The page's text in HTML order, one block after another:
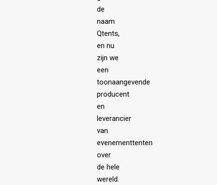
de
naam
Qtents,
en nu
zijn we
een
toonaangevende
producent
en
leverancier
van
evenementtenten
over
de hele
wereld.